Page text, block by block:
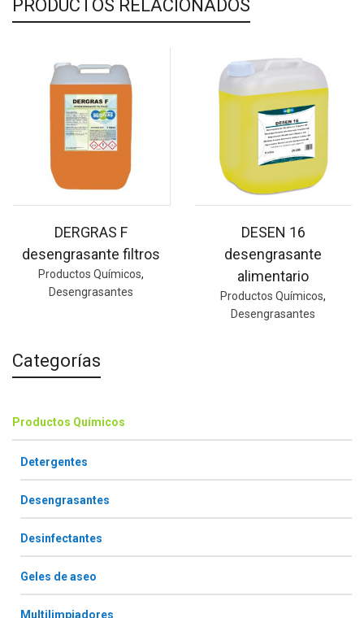
PRODUCTOS RELACIONADOS
DERGRAS F
desengrasante filtros
Productos Químicos,
Desengrasantes
DESEN 16
desengrasante
alimentario
Productos Químicos,
Desengrasantes
Categorías
Productos Químicos
Detergentes
Desengrasantes
Desinfectantes
Geles de aseo
Multilimpiadores